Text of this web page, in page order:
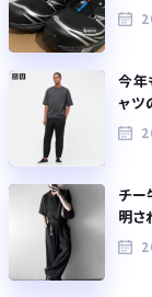
今年
ャツ
チー
明さ